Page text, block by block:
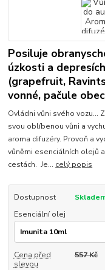
Posiluje
úzkosti a
(grapefruit,
vonné, pačule
Ovládni vůni svého vozu...
svou oblíbenou vůni a
aroma difuzéry. Provoň a
vůněmi esenciálních olejů
cestách. Je... celý popis
Dostupnost
Esenciální olej
Cena před
slevou
557 Kč